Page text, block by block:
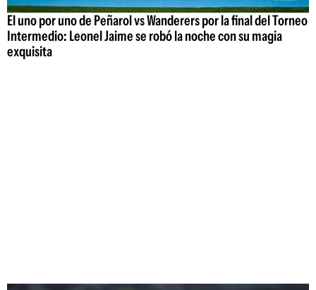
El uno por uno de Peñarol vs Wanderers por la final del Torneo
Intermedio: Leonel Jaime se robó la noche con su magia
exquisita